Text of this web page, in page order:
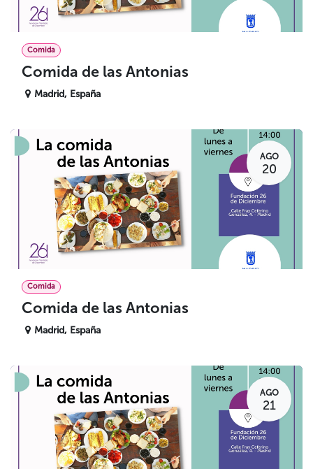
Comida
Comida de las Antonias
Madrid, España
AGO
20
Comida
Comida de las Antonias
Madrid, España
AGO
21